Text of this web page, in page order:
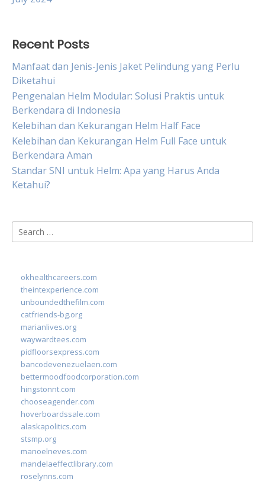
Recent Posts
Manfaat dan Jenis-Jenis Jaket Pelindung yang Perlu
Diketahui
Pengenalan Helm Modular: Solusi Praktis untuk
Berkendara di Indonesia
Kelebihan dan Kekurangan Helm Half Face
Kelebihan dan Kekurangan Helm Full Face untuk
Berkendara Aman
Standar SNI untuk Helm: Apa yang Harus Anda
Ketahui?
Search
for:
okhealthcareers.com
theintexperience.com
unboundedthefilm.com
catfriends-bg.org
marianlives.org
waywardtees.com
pidfloorsexpress.com
bancodevenezuelaen.com
bettermoodfoodcorporation.com
hingstonnt.com
chooseagender.com
hoverboardssale.com
alaskapolitics.com
stsmp.org
manoelneves.com
mandelaeffectlibrary.com
roselynns.com